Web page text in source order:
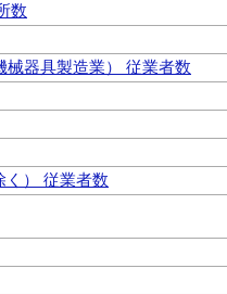
数
械器具製造業） 従業者数
く） 従業者数